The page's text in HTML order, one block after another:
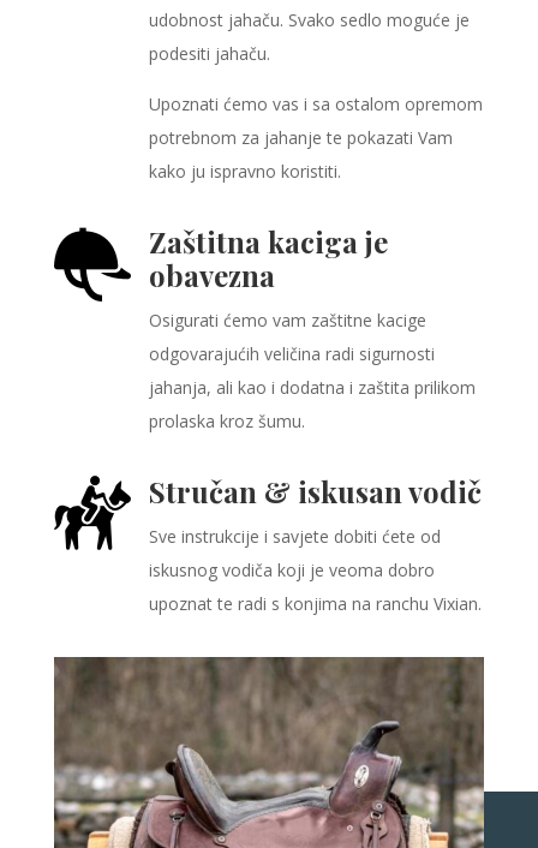
udobnost jahaču. Svako sedlo moguće je
podesiti jahaču.
Upoznati ćemo vas i sa ostalom opremom
potrebnom za jahanje te pokazati Vam
kako ju ispravno koristiti.
Zaštitna kaciga je
obavezna
Osigurati ćemo vam zaštitne kacige
odgovarajućih veličina radi sigurnosti
jahanja, ali kao i dodatna i zaštita prilikom
prolaska kroz šumu.
Stručan & iskusan vodič
Sve instrukcije i savjete dobiti ćete od
iskusnog vodiča koji je veoma dobro
upoznat te radi s konjima na ranchu Vixian.